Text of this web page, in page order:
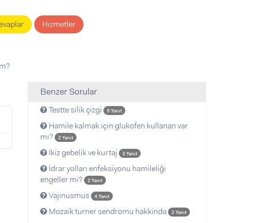
Hizmetler
Benzer Sorular
Testte silik çizgi 5 Yanıt
Hamile kalmak için glukofen kullanan var
mı?
2 Yanıt
Ikiz gebelik ve kurtaj 3 Yanıt
İdrar yolları enfeksiyonu hamileliği
engeller mi?
2 Yanıt
Vajinusmus 4 Yanıt
Mozaik turner sendromu hakkinda 2 Yanıt